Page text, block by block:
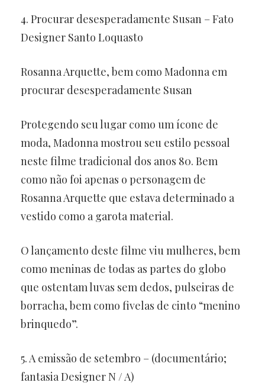
4. Procurar desesperadamente Susan – Fato
Designer Santo Loquasto
Rosanna Arquette, bem como Madonna em
procurar desesperadamente Susan
Protegendo seu lugar como um ícone de
moda, Madonna mostrou seu estilo pessoal
neste filme tradicional dos anos 80. Bem
como não foi apenas o personagem de
Rosanna Arquette que estava determinado a
vestido como a garota material.
O lançamento deste filme viu mulheres, bem
como meninas de todas as partes do globo
que ostentam luvas sem dedos, pulseiras de
borracha, bem como fivelas de cinto “menino
brinquedo”.
5. A emissão de setembro – (documentário;
fantasia Designer N / A)